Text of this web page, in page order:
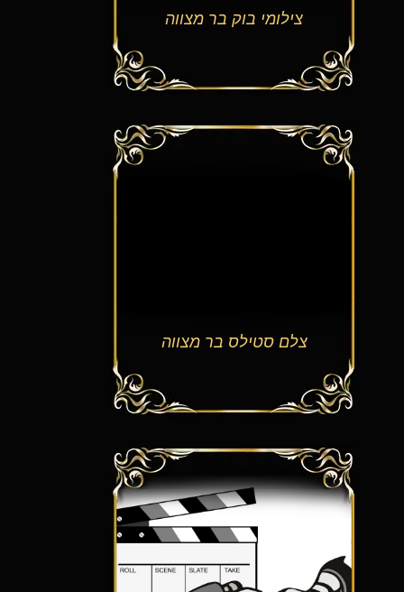
צילומי בוק בר מצווה
צלם סטילס בר מצווה